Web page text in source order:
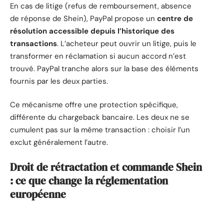
En cas de litige (refus de remboursement, absence
de réponse de Shein), PayPal propose un centre de
résolution accessible depuis l’historique des
transactions. L’acheteur peut ouvrir un litige, puis le
transformer en réclamation si aucun accord n’est
trouvé. PayPal tranche alors sur la base des éléments
fournis par les deux parties.
Ce mécanisme offre une protection spécifique,
différente du chargeback bancaire. Les deux ne se
cumulent pas sur la même transaction : choisir l’un
exclut généralement l’autre.
Droit de rétractation et commande Shein
: ce que change la réglementation
européenne